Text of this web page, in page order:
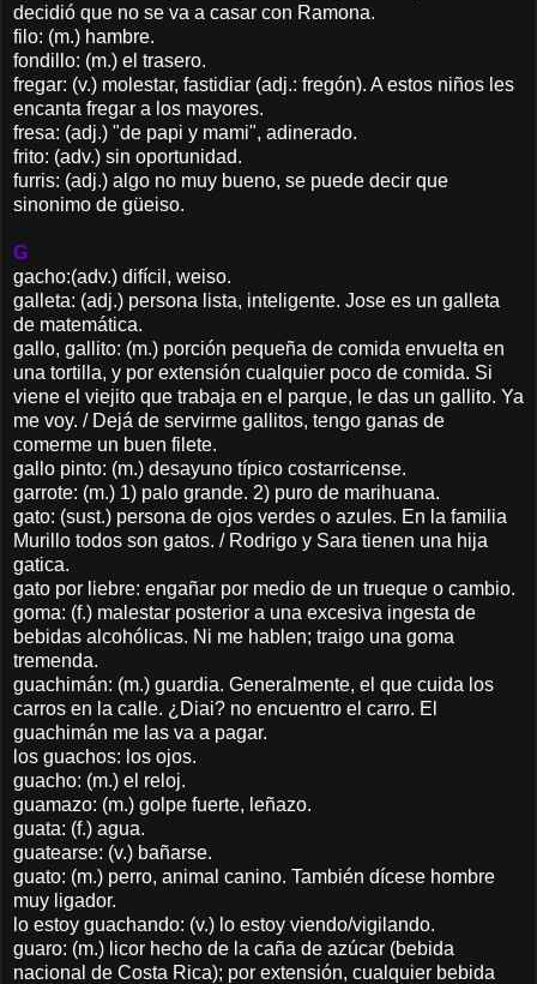
decidió que no se va a casar con Ramona.
filo: (m.) hambre.
fondillo: (m.) el trasero.
fregar: (v.) molestar, fastidiar (adj.: fregón). A estos niños les
encanta fregar a los mayores.
fresa: (adj.) "de papi y mami", adinerado.
frito: (adv.) sin oportunidad.
furris: (adj.) algo no muy bueno, se puede decir que
sinonimo de güeiso.
G
gacho:(adv.) difícil, weiso.
galleta: (adj.) persona lista, inteligente. Jose es un galleta
de matemática.
gallo, gallito: (m.) porción pequeña de comida envuelta en
una tortilla, y por extensión cualquier poco de comida. Si
viene el viejito que trabaja en el parque, le das un gallito. Ya
me voy. / Dejá de servirme gallitos, tengo ganas de
comerme un buen filete.
gallo pinto: (m.) desayuno típico costarricense.
garrote: (m.) 1) palo grande. 2) puro de marihuana.
gato: (sust.) persona de ojos verdes o azules. En la familia
Murillo todos son gatos. / Rodrigo y Sara tienen una hija
gatica.
gato por liebre: engañar por medio de un trueque o cambio.
goma: (f.) malestar posterior a una excesiva ingesta de
bebidas alcohólicas. Ni me hablen; traigo una goma
tremenda.
guachimán: (m.) guardia. Generalmente, el que cuida los
carros en la calle. ¿Diai? no encuentro el carro. El
guachimán me las va a pagar.
los guachos: los ojos.
guacho: (m.) el reloj.
guamazo: (m.) golpe fuerte, leñazo.
guata: (f.) agua.
guatearse: (v.) bañarse.
guato: (m.) perro, animal canino. También dícese hombre
muy ligador.
lo estoy guachando: (v.) lo estoy viendo/vigilando.
guaro: (m.) licor hecho de la caña de azúcar (bebida
nacional de Costa Rica); por extensión, cualquier bebida